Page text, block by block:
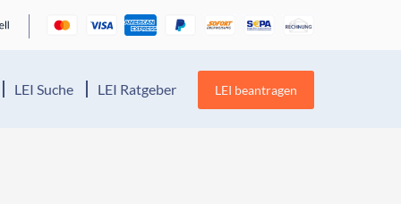
LEI Suche LEI Ratgeber LEI beantragen